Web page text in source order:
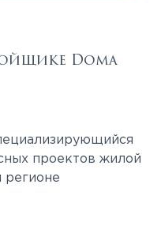
Doma
проектов жилой
регионе